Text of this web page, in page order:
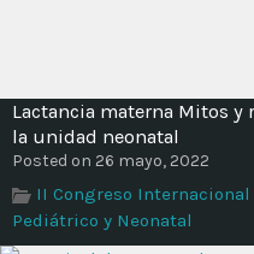
Lactancia materna Mitos y
la unidad neonatal
Posted on 26 mayo, 2022
II Congreso
Pediátrico y Neonatal